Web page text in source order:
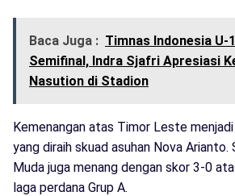
Baca Juga : Timnas Indonesia U-
Semifinal, Indra Sjafri Apresiasi
Nasution di Stadion
Kemenangan atas Timor Leste
yang diraih skuad asuhan Nova Arianto.
Muda juga menang dengan skor 3-0
laga perdana Grup A.